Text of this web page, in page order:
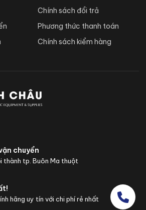
Chính sách đổi trả
Phương thức thanh toán
Chính sách kiểm hàng
chuyển
thành tp. Buôn Ma thuột
hãng uy tín với chi phí rẻ nhất